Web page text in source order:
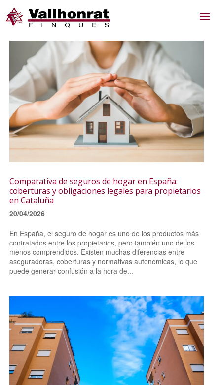
Comparativa de seguros de hogar en España:
coberturas y obligaciones legales para propietarios
en Cataluña
20/04/2026
En España, el seguro de hogar es uno de los productos más
contratados entre los propietarios, pero también uno de los
menos comprendidos. Existen muchas diferencias entre
aseguradoras, coberturas y normativas autonómicas, lo que
puede generar confusión a la hora de...